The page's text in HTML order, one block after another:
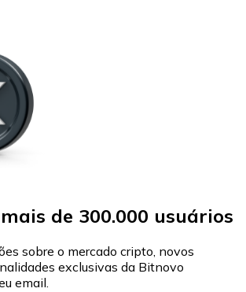
de 300.000 usuários
sobre o mercado cripto, novos
exclusivas da Bitnovo
email.